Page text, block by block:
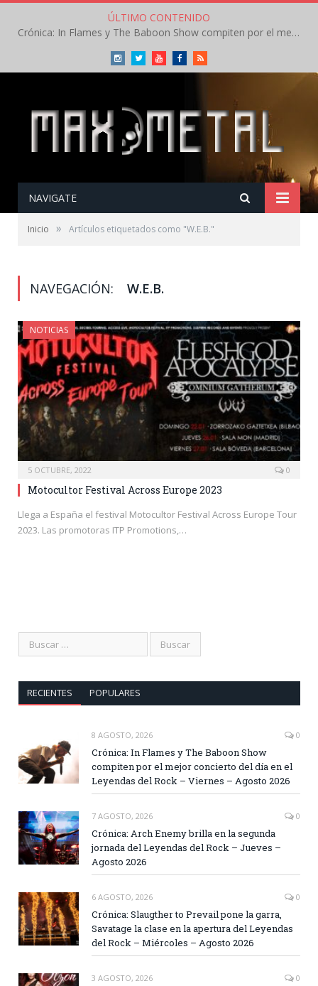
ÚLTIMO CONTENIDO
Crónica: In Flames y The Baboon Show compiten por el mejor concierto del día en el Leyendas del Rock – Viernes – Agosto 2026
InstagramTwitterYoutubeFacebookRSS
NAVIGATE
Inicio » Artículos etiquetados como "W.E.B."
NAVEGACIÓN: W.E.B.
NOTICIAS
5 OCTUBRE, 2022 0
Motocultor Festival Across Europe 2023
Llega a España el festival Motocultor Festival Across Europe Tour
2023. Las promotoras ITP Promotions,…
RECIENTES POPULARES
8 AGOSTO, 2026 0
Crónica: In Flames y The Baboon Show
compiten por el mejor concierto del día en el
Leyendas del Rock – Viernes – Agosto 2026
7 AGOSTO, 2026 0
Crónica: Arch Enemy brilla en la segunda
jornada del Leyendas del Rock – Jueves –
Agosto 2026
6 AGOSTO, 2026 0
Crónica: Slaugther to Prevail pone la garra,
Savatage la clase en la apertura del Leyendas
del Rock – Miércoles – Agosto 2026
3 AGOSTO, 2026 0